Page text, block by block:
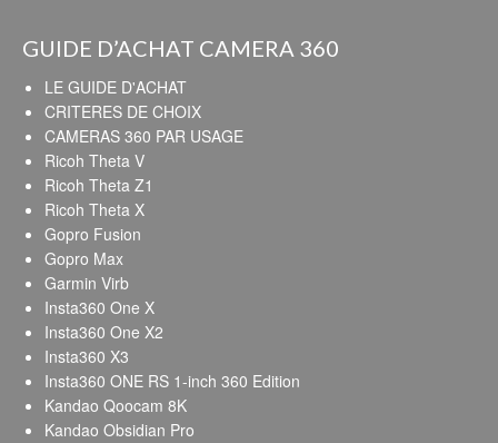
GUIDE D’ACHAT CAMERA 360
LE GUIDE D'ACHAT
CRITERES DE CHOIX
CAMERAS 360 PAR USAGE
Ricoh Theta V
Ricoh Theta Z1
Ricoh Theta X
Gopro Fusion
Gopro Max
Garmin Virb
Insta360 One X
Insta360 One X2
Insta360 X3
Insta360 ONE RS 1-inch 360 Edition
Kandao Qoocam 8K
Kandao Obsidian Pro